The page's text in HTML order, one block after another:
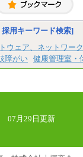
採用の給与です。経
としてご経験に応じ
社員】一般事務職種（
卒）
社員】総合職：月給
用キーワード検索]
ウェア、ネットワー
障がい 健康管理室・
07月29日更新